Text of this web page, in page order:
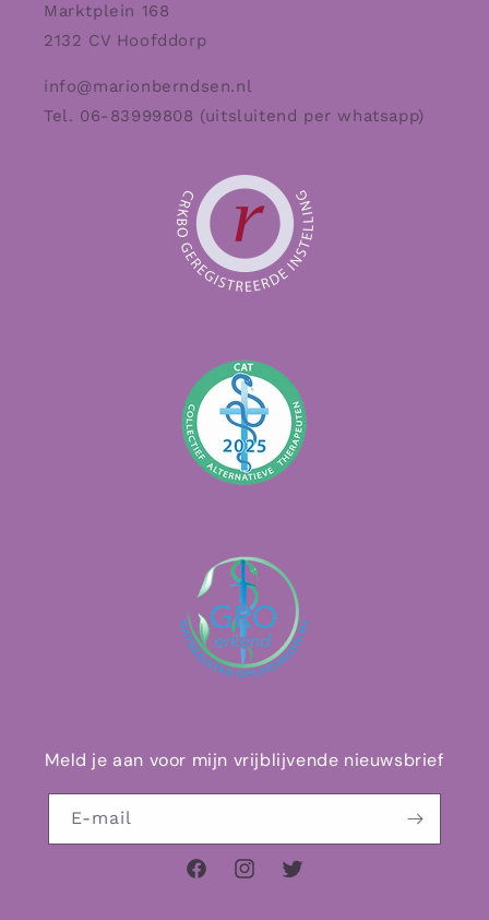
Marktplein 168
2132 CV Hoofddorp
info@marionberndsen.nl
Tel. 06-83999808 (uitsluitend per whatsapp)
Meld je aan voor mijn vrijblijvende nieuwsbrief
E‑mail
FacebookInstagramTwitter